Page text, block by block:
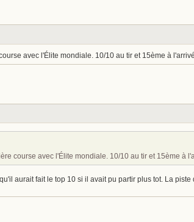
avec l'Élite mondiale. 10/10 au tir et 15ème à
course avec l'Élite mondiale. 10/10 au tir et 15ème à
aurait fait le top 10 si il avait pu partir plus tot. La